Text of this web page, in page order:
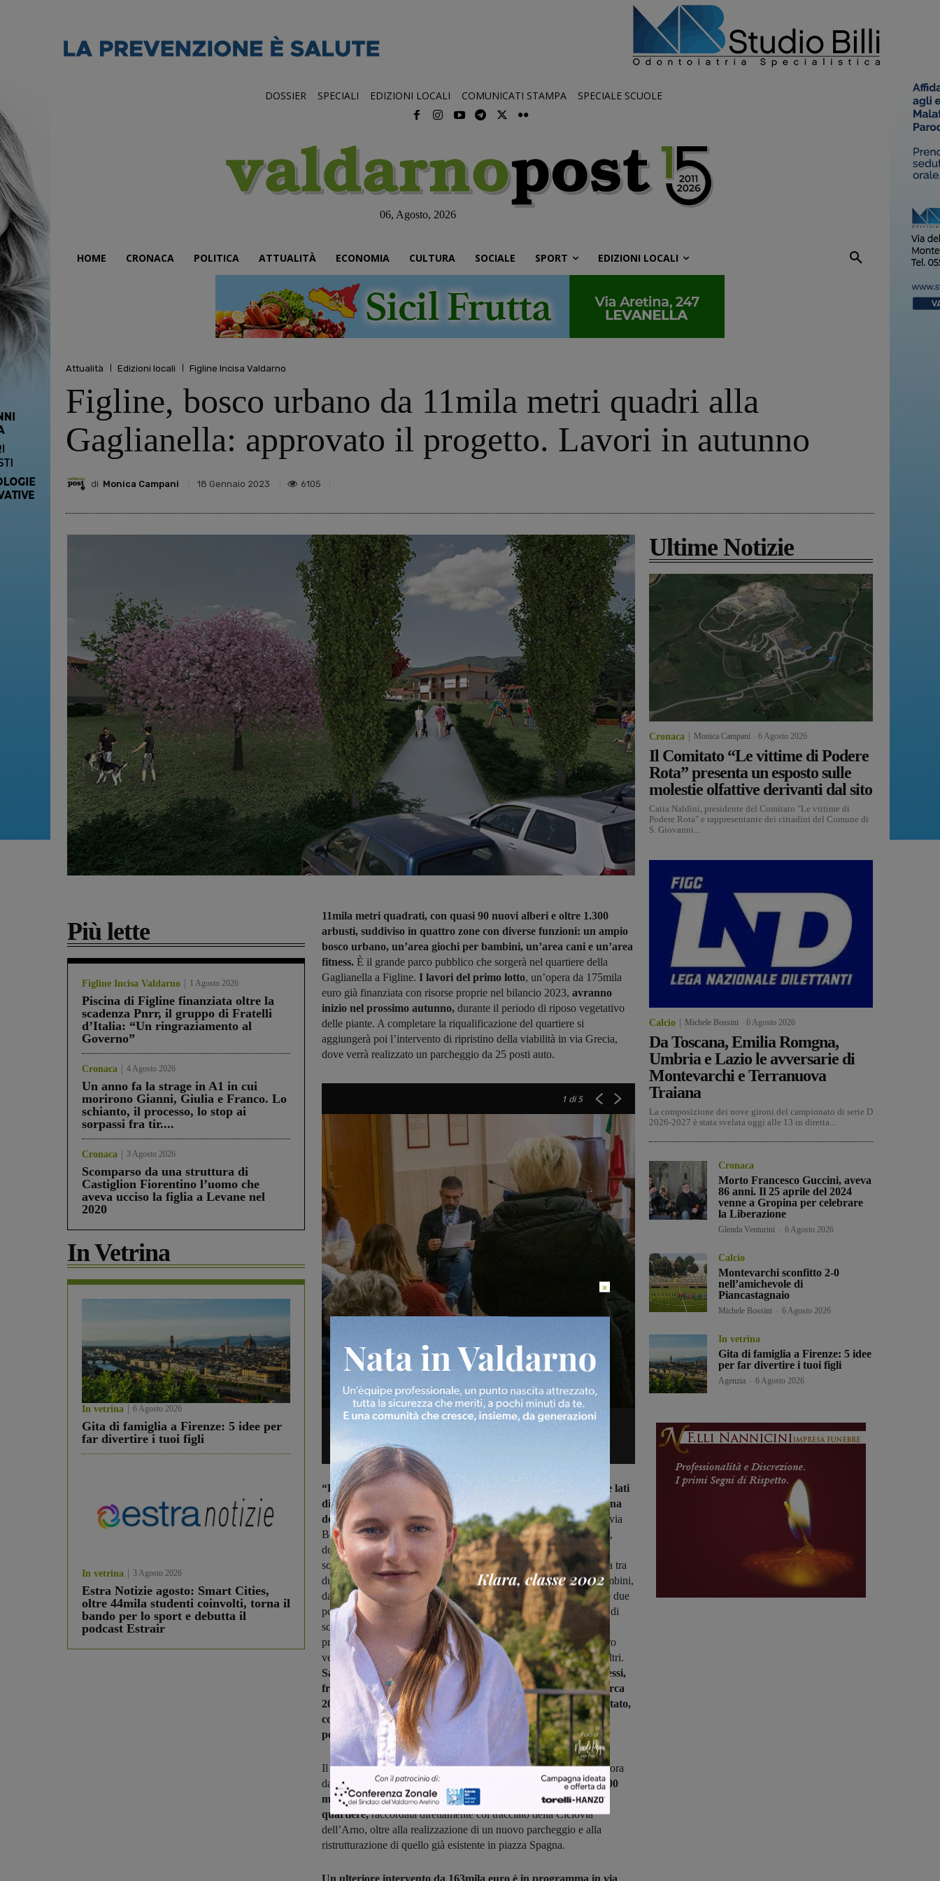
DOSSIER SPECIALI EDIZIONI LOCALI COMUNICATI STAMPA SPECIALE SCUOLE
06, Agosto, 2026
HOME CRONACA POLITICA ATTUALITÀ ECONOMIA CULTURA SOCIALE SPORT EDIZIONI LOCALI
Attualità Edizioni locali Figline Incisa Valdarno
Figline, bosco urbano da 11mila metri quadri alla
Gaglianella: approvato il progetto. Lavori in autunno
di Monica Campani 18 Gennaio 2023 6105
Più lette
Figline Incisa Valdarno 1 Agosto 2026
Piscina di Figline finanziata oltre la
scadenza Pnrr, il gruppo di Fratelli
d’Italia: “Un ringraziamento al
Governo”
Cronaca 4 Agosto 2026
Un anno fa la strage in A1 in cui
morirono Gianni, Giulia e Franco. Lo
schianto, il processo, lo stop ai
sorpassi fra tir....
Cronaca 3 Agosto 2026
Scomparso da una struttura di
Castiglion Fiorentino l’uomo che
aveva ucciso la figlia a Levane nel
2020
In Vetrina
In vetrina 6 Agosto 2026
Gita di famiglia a Firenze: 5 idee per
far divertire i tuoi figli
In vetrina 3 Agosto 2026
Estra Notizie agosto: Smart Cities,
oltre 44mila studenti coinvolti, torna il
bando per lo sport e debutta il
podcast Estrair
11mila metri quadrati, con quasi 90 nuovi alberi e oltre 1.300
arbusti, suddiviso in quattro zone con diverse funzioni: un ampio
bosco urbano, un’area giochi per bambini, un’area cani e un’area
fitness. È il grande parco pubblico che sorgerà nel quartiere della
Gaglianella a Figline. I lavori del primo lotto, un’opera da 175mila
euro già finanziata con risorse proprie nel bilancio 2023, avranno
inizio nel prossimo autunno, durante il periodo di riposo vegetativo
delle piante. A completare la riqualificazione del quartiere si
aggiungerà poi l’intervento di ripristino della viabilità in via Grecia,
dove verrà realizzato un parcheggio da 25 posti auto.
1 di 5
“La riforestazione riguarderà i terreni dismessi situati sui due lati
di via Germania, che saranno suddivisi in quattro aree ciascuna
destinata a una funzione diversa.La più estesa, quella vicina a via
Benelux, sarà allestita a bosco urbano ad alta densità di alberature,
dove le piante offriranno un riparo di ombra naturale pensato
soprattutto per le stagioni calde. L’area sul lato opposto sarà divisa tra
due funzioni: da una parte verrà predisposta ad area gioco per bambini,
dall’altra sarà realizzato uno spazio per la sgambatura dei cani. Le due
porzioni saranno separate da una fitta siepe di arbusti e alberature di
scala media e tagliate da un passaggio pedonale pavimentato. Il
progetto prevede infine di predisporre ad area fitness il quadrilatero
verde adiacente a via Strasburgo, a pochi metri di distanza dagli altri.
Sarà un serbatoio di biodiversità, con aceri rossi, acacie, cipressi,
frassini, meli, platani, ciliegi e altre essenze, per un totale di circa
20 diverse specie vegetali tra alberi e arbusti. Il parco sarà dotato,
complessivamente, di 28 panchine, tre fontanelle dell’acqua
potabile e 22 cestini per i rifiuti”.
Il progetto prevede inoltre un secondo lotto per 390mila euro, ancora
da finanziare, che completerà l’opera
con la realizzazione di 1.100
metri lineari complessivi di nuova pista ciclabile interna al
quartiere,raccordata direttamente col tracciato della Ciclovia
dell’Arno, oltre alla realizzazione di un nuovo parcheggio e alla
ristrutturazione di quello già esistente in piazza Spagna.
Ultime Notizie
Cronaca Monica Campani 6 Agosto 2026
Il Comitato “Le vittime di Podere
Rota” presenta un esposto sulle
molestie olfattive derivanti dal sito
Catia Naldini, presidente del Comitato "Le vittime di
Podere Rota" e rappresentante dei cittadini del Comune di
S. Giovanni...
Calcio Michele Bossini 6 Agosto 2026
Da Toscana, Emilia Romgna,
Umbria e Lazio le avversarie di
Montevarchi e Terranuova
Traiana
La composizione dei nove gironi del campionato di serie D
2026-2027 è stata svelata oggi alle 13 in diretta...
Cronaca
Morto Francesco Guccini, aveva
86 anni. Il 25 aprile del 2024
venne a Gropina per celebrare
la Liberazione
Glenda Venturini 6 Agosto 2026
Calcio
Montevarchi sconfitto 2-0
nell’amichevole di
Piancastagnaio
Michele Bossini 6 Agosto 2026
In vetrina
Gita di famiglia a Firenze: 5 idee
per far divertire i tuoi figli
Agenzia 6 Agosto 2026
×